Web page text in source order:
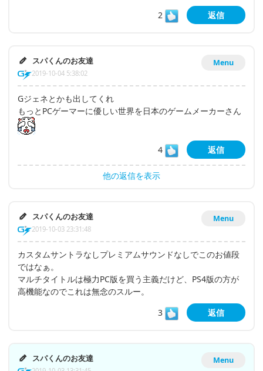
2
返信
Menu
スパくんのお友達
2019-10-04 5:38:02
Gジェネとかも出してくれ
もっとPCゲーマーに優しい世界を日本のゲームメーカーさん
4 返信
他の返信を表示
Menu
スパくんのお友達
2019-10-03 23:31:48
カスタムサントラなしプレミアムサウンドなしでこのお値段
ではなぁ。
マルチタイトルは極力PC版を買う主義だけど、PS4版の方が
高機能なのでこれは無念のスルー。
3
返信
Menu
スパくんのお友達